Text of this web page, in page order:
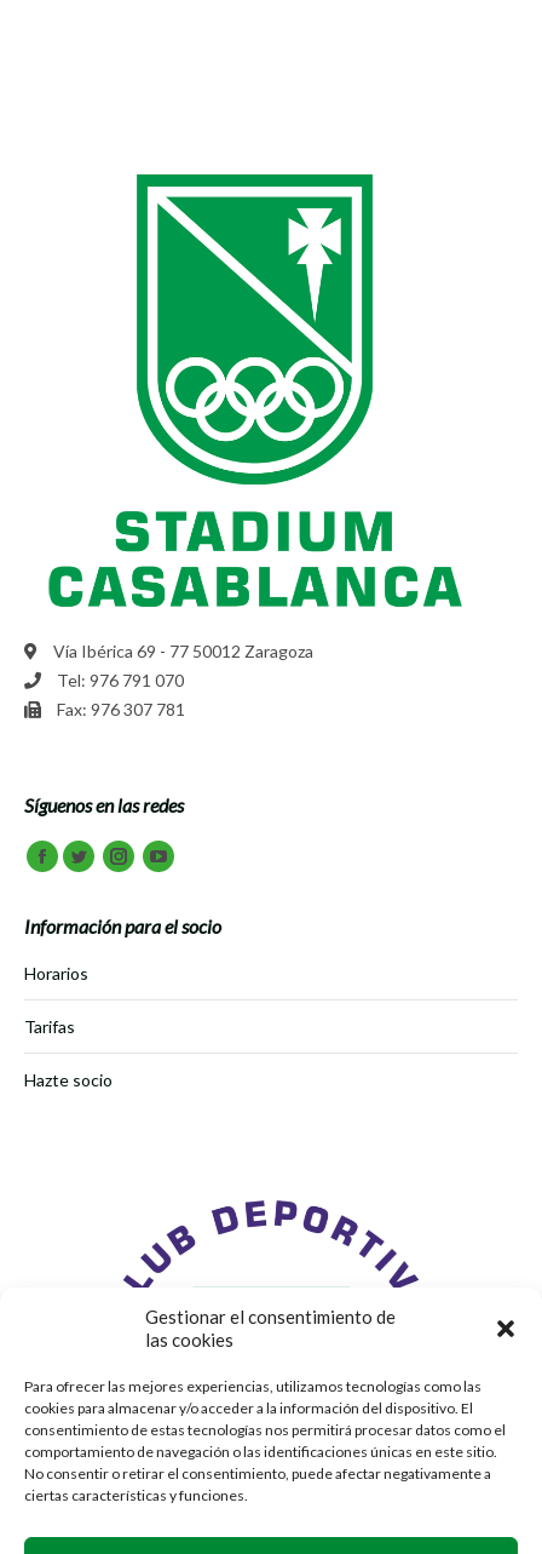
Gestionar el consentimiento de
las cookies
Para ofrecer las mejores experiencias, utilizamos tecnologías como las
cookies para almacenar y/o acceder a la información del dispositivo. El
consentimiento de estas tecnologías nos permitirá procesar datos como el
comportamiento de navegación o las identificaciones únicas en este sitio.
No consentir o retirar el consentimiento, puede afectar negativamente a
ciertas características y funciones.
Vía Ibérica 69 - 77 50012 Zaragoza
Tel: 976 791 070
Fax: 976 307 781
Síguenos en las redes
Encuéntranos en:
Facebook
TwitterInstagramYoutube
Información para el socio
Horarios
Tarifas
Hazte socio